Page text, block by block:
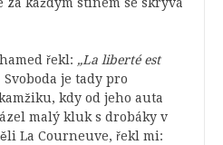
řekl: „La liberté est
Svoboda je tady pro
kdy od jeho auta
malý kluk s drobáky v
La Courneuve, řekl mi: